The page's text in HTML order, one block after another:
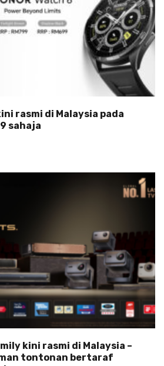
rasmi di Malaysia pada
sahaja
kini rasmi di Malaysia –
tontonan bertaraf